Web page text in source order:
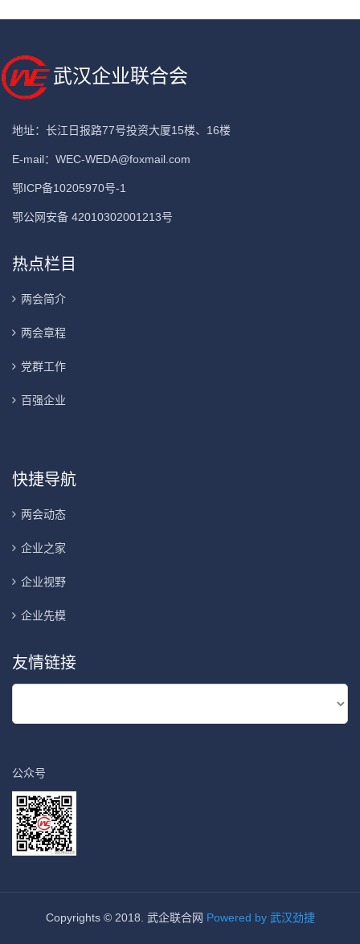
武汉企业联合会
地址：长江日报路77号投资大厦15楼、16楼
E-mail： WEC-WEDA@foxmail.com
鄂ICP备10205970号-1
鄂公网安备 42010302001213号
热点栏目
两会简介
两会章程
党群工作
百强企业
快捷导航
两会动态
企业之家
企业视野
企业先模
友情链接
公众号
Copyrights © 2018. 武企联合网 Powered by 武汉劲捷